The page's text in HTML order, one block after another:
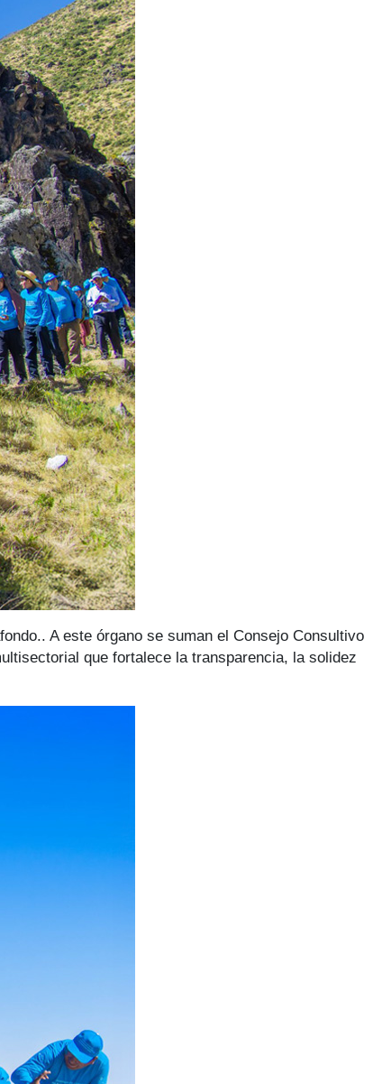
A este órgano se suman el Consejo Consultivo
que fortalece la transparencia, la solidez